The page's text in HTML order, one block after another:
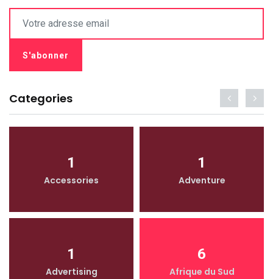
Categories
1
Accessories
1
Adventure
1
Advertising
6
Afrique du Sud